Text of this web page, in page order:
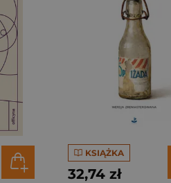
KSIĄŻKA
32,74 zł